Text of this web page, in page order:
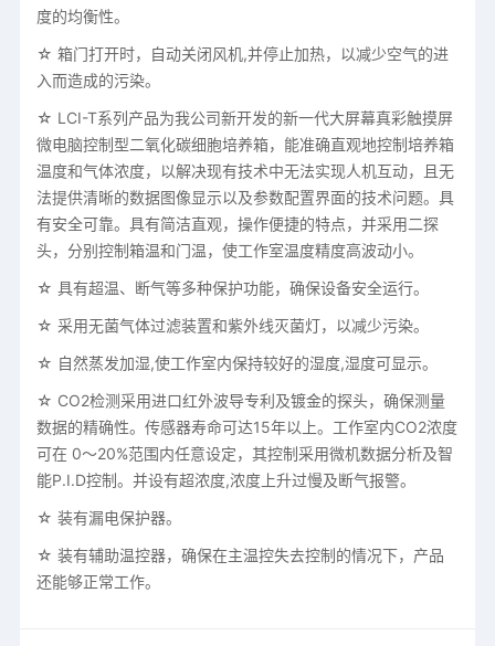
度的均衡性。
☆ 箱门打开时，自动关闭风机,并停止加热，以减少空气的进
入而造成的污染。
☆ LCI-T系列产品为我公司新开发的新一代大屏幕真彩触摸屏
微电脑控制型二氧化碳细胞培养箱，能准确直观地控制培养箱
温度和气体浓度，以解决现有技术中无法实现人机互动，且无
法提供清晰的数据图像显示以及参数配置界面的技术问题。具
有安全可靠。具有简洁直观，操作便捷的特点，并采用二探
头，分别控制箱温和门温，使工作室温度精度高波动小。
☆ 具有超温、断气等多种保护功能，确保设备安全运行。
☆ 采用无菌气体过滤装置和紫外线灭菌灯，以减少污染。
☆ 自然蒸发加湿,使工作室内保持较好的湿度,湿度可显示。
☆ CO2检测采用进口红外波导专利及镀金的探头，确保测量
数据的精确性。传感器寿命可达15年以上。工作室内CO2浓度
可在 0～20%范围内任意设定，其控制采用微机数据分析及智
能P.I.D控制。并设有超浓度,浓度上升过慢及断气报警。
☆ 装有漏电保护器。
☆ 装有辅助温控器，确保在主温控失去控制的情况下，产品
还能够正常工作。